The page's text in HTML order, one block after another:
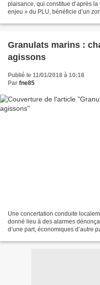
plaisance, qui constitue d’après
enjeu » du PLU, bénéficie d’un
Granulats marins :
agissons
Publié le 11/01/2018 à 10:18
Par fne85
Une concertation conduite
donné lieu à des alarmes
d’une part, économiques d’autre